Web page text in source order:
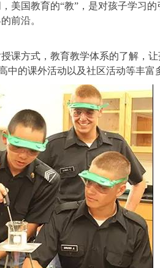
美国教育的“教”，是对孩子学习
前沿。
方式，教育教学体系的了解，
的课外活动以及社区活动等丰富